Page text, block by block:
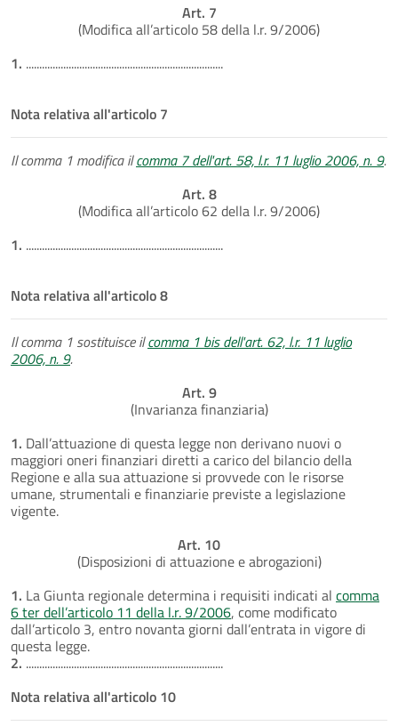
Art. 7
(Modifica all’articolo 58 della l.r. 9/2006)
1. ..........................................................................
Nota relativa all'articolo 7
Il comma 1 modifica ilcomma 7 dell'art. 58, l.r. 11 luglio 2006, n. 9.
Art. 8
(Modifica all’articolo 62 della l.r. 9/2006)
1. ..........................................................................
Nota relativa all'articolo 8
Il comma 1 sostituisce ilcomma 1 bis dell'art. 62, l.r. 11 luglio
2006, n. 9.
Art. 9
(Invarianza finanziaria)
1. Dall’attuazione di questa legge non derivano nuovi o
maggiori oneri finanziari diretti a carico del bilancio della
Regione e alla sua attuazione si provvede con le risorse
umane, strumentali e finanziarie previste a legislazione
vigente.
Art. 10
(Disposizioni di attuazione e abrogazioni)
1. La Giunta regionale determina i requisiti indicati al comma
6 ter dell’articolo 11 della l.r. 9/2006, come modificato
dall’articolo 3, entro novanta giorni dall’entrata in vigore di
questa legge.
2. ..........................................................................
Nota relativa all'articolo 10